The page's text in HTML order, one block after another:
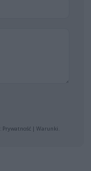
Prywatność | Warunki